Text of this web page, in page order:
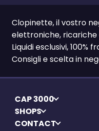
Clopinette, il vostro
elettroniche, ricariche
Liquidi esclusivi, 100%
Consigli e scelta in
CAP 3000
SHOPS
CONTACT